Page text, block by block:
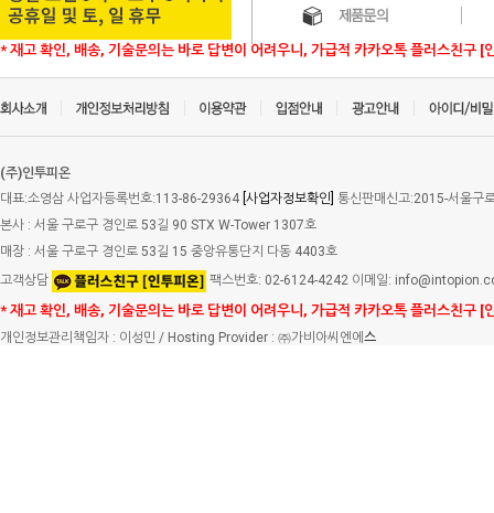
* 재고 확인, 배송, 기술문의는 바로 답변이 어려우니, 가급적 카카오톡 플러스친구 [
(주)인투피온
대표:소영삼 사업자등록번호:113-86-29364 [사업자정보확인] 통신판매신고:2015-서울구
본사 : 서울 구로구 경인로 53길 90 STX W-Tower 1307호
매장 : 서울 구로구 경인로 53길 15 중앙유통단지 다동 4403호
고객상담
팩스번호: 02-6124-4242 이메일:
* 재고 확인, 배송, 기술문의는 바로 답변이 어려우니, 가급적 카카오톡 플러스친구 [
개인정보관리책임자 : 이성민 / Hosting Provider : ㈜가비아씨엔에 스